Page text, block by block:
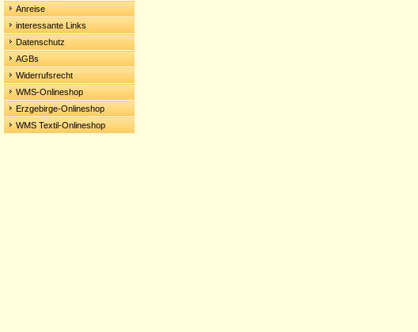
Anreise
interessante Links
Datenschutz
AGBs
Widerrufsrecht
WMS-Onlineshop
Erzgebirge-Onlineshop
WMS Textil-Onlineshop